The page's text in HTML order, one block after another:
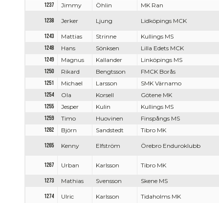
1237 Jimmy Öhlin MK Ran
1238 Jerker Ljung Lidköpings MCK
1243 Mattias Strinne
Kullings MS
1248
Hans Sönksen
Lilla Edets MCK
1249
Magnus Kallander
Linköpings MS
1250
Rikard Bengtsson
FMCK Borås
1251
Michael Larsson
SMK Värnamo
1254
Ola Korsell
Götene MK
1255
Jesper Kulin
Kullings MS
1259
Timo Huovinen
Finspångs MS
1262
Björn Sandstedt Tibro MK
1265 Kenny Elfström Örebro Enduroklubb
1267 Urban Karlsson Tibro MK
1273 Mathias Svensson Skene MS
1274 Ulric Karlsson Tidaholms MK